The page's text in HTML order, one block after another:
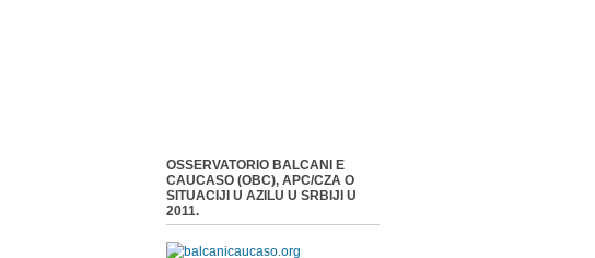
OSSERVATORIO BALCANI E
CAUCASO (OBC), APC/CZA O
SITUACIJI U AZILU U SRBIJI U
2011.